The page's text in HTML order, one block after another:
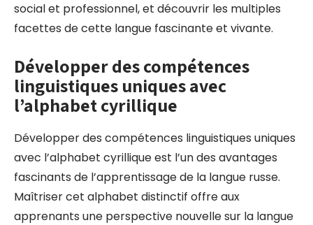
social et professionnel, et découvrir les multiples
facettes de cette langue fascinante et vivante.
Développer des compétences
linguistiques uniques avec
l’alphabet cyrillique
Développer des compétences linguistiques uniques
avec l’alphabet cyrillique est l’un des avantages
fascinants de l’apprentissage de la langue russe.
Maîtriser cet alphabet distinctif offre aux
apprenants une perspective nouvelle sur la langue